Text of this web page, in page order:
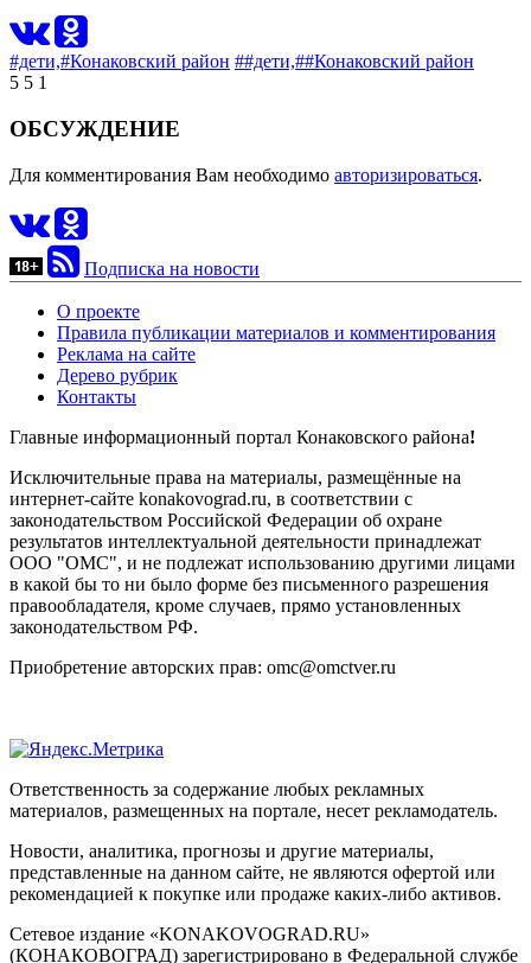
#дети,#Конаковский район ##дети,##Конаковский район
5 5 1
ОБСУЖДЕНИЕ
Для комментирования Вам необходимо авторизироваться.
Подписка на новости
О проекте
Правила публикации материалов и комментирования
Реклама на сайте
Дерево рубрик
Контакты
Главные информационный портал Конаковского района!
Исключительные права на материалы, размещённые на
интернет-сайте konakovograd.ru, в соответствии с
законодательством Российской Федерации об охране
результатов интеллектуальной деятельности принадлежат
ООО "ОМС", и не подлежат использованию другими лицами
в какой бы то ни было форме без письменного разрешения
правообладателя, кроме случаев, прямо установленных
законодательством РФ.
Приобретение авторских прав: omc@omctver.ru
Ответственность за содержание любых рекламных
материалов, размещенных на портале, несет рекламодатель.
Новости, аналитика, прогнозы и другие материалы,
представленные на данном сайте, не являются офертой или
рекомендацией к покупке или продаже каких-либо активов.
Сетевое издание «KONAKOVOGRAD.RU»
(КОНАКОВОГРАД) зарегистрировано в Федеральной службе